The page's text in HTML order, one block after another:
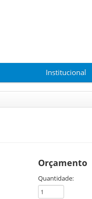
Institucional
Orçamento
Quantidade: